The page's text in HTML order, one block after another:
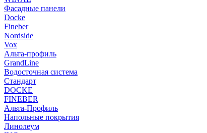
Фасадные панели
Docke
Fineber
Nordside
Vox
Альта-профиль
GrandLine
Водосточная система
Стандарт
DOCKE
FINEBER
Альта-Профиль
Напольные покрытия
Линолеум